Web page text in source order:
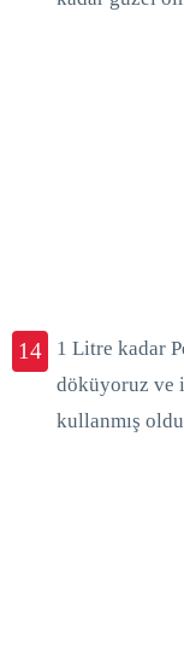
14
1 Litre kadar
döküyoruz ve
kullanmış